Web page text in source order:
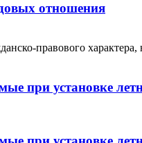
отношения
правового
при установке